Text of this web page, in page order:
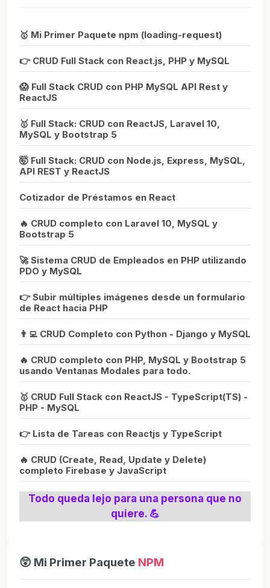
🥇 Mi Primer Paquete npm (loading-request)
👉 CRUD Full Stack con React.js, PHP y MySQL
😱 Full Stack CRUD con PHP MySQL API Rest y
ReactJS
🥇 Full Stack: CRUD con ReactJS, Laravel 10,
MySQL y Bootstrap 5
🤯 Full Stack: CRUD con Node.js, Express, MySQL,
API REST y ReactJS
Cotizador de Préstamos en React
🔥 CRUD completo con Laravel 10, MySQL y
Bootstrap 5
🚀 Sistema CRUD de Empleados en PHP utilizando
PDO y MySQL
👉 Subir múltiples imágenes desde un formulario
de React hacia PHP
👨‍💻 CRUD Completo con Python - Django y MySQL
🔥 CRUD completo con PHP, MySQL y Bootstrap 5
usando Ventanas Modales para todo.
🥇 CRUD Full Stack con ReactJS - TypeScript(TS) -
PHP - MySQL
👉 Lista de Tareas con Reactjs y TypeScript
🔥 CRUD (Create, Read, Update y Delete)
completo Firebase y JavaScript
Todo queda lejo para una persona que no
quiere. 💪
😲 Mi Primer Paquete NPM